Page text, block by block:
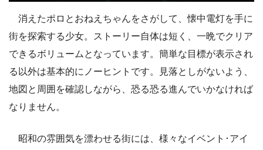
消えたポロとおねえちゃんをさがして、懐中電灯を手に
街を探索する少女。ストーリー自体は短く、一晩でクリア
できるボリュームとなっています。簡単な目標が表示され
る以外は基本的にノーヒントです。見落としがないよう、
地図と周囲を確認しながら、恐る恐る進んでいかなければ
なりません。
昭和の雰囲気を漂わせる街には、様々なイベント･アイ